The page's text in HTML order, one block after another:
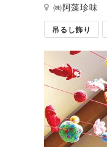
㈱阿藻珍味
吊るし飾り